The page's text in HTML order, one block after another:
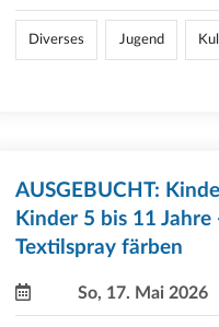
Diverses Jugend
AUSGEBUCHT:
Kinder 5 bis 11
Textilspray färben
So, 17. Mai 2026